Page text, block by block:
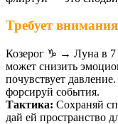
Требует внимания
Козерог ♑️ → Луна в
может снизить
почувствует
форсируй события.
Тактика: Сохраняй
дай ей пространство